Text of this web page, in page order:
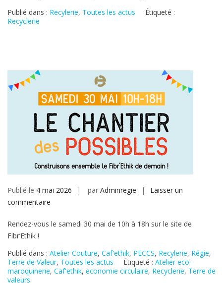
party
Publié dans : Recylerie, Toutes les actus
Étiqueté :
Recyclerie
Publié le 4 mai 2026 par Adminregie
Laisser un
commentaire
Rendez-vous le samedi 30 mai de 10h à 18h sur le site de
Fibr’Ethik !
Publié dans : Atelier Couture, Caf'ethik, PECCS, Recylerie, Régie,
Terre de Valeur, Toutes les actus Étiqueté : Atelier eco-
maroquinerie, Caf'ethik, economie circulaire, Recyclerie, Terre de
valeurs